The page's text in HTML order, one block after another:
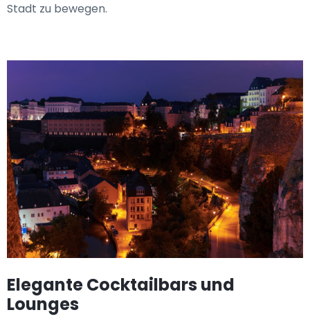
Stadt zu bewegen.
Elegante Cocktailbars und
Lounges